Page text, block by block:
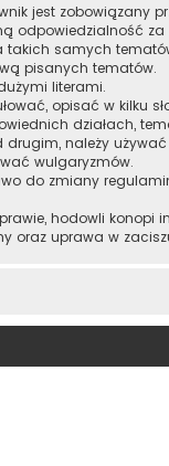
jest zobowiązany
odpowiedzialność
takich samych
pisanych tematów.
literami.
opisać w kilku
działach,
należy
wulgaryzmów.
do zmiany
hodowli
oraz uprawa w